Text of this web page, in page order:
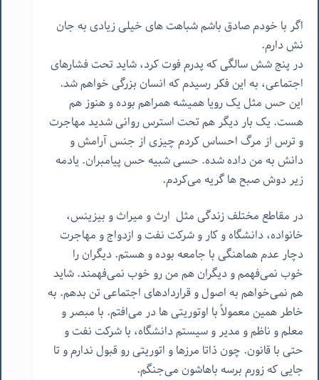
اگر با خودم صادق باشم شباهت های خیلی زیادی به جان
نش دارم.
در پنج شش سالگی که پدرم فوت کرد، شاید تحت فشارهای
اجتماعی، به این فکر رسیدم که انسان بزرگی خواهم شد.
این حس مثل یک رویا همیشه همراهم بوده و هنوز هم
هست. یک بار دیگر هم تحت استرس روانی شدید مهاجرت
و ترس از مرگ احساس کردم چیزی از جنس آرامش و
دانش به من داده شده. حسی شبیه حس پیامبران. یادمه
زیر دوش صبح ها گریه می‌کردم.
در مقاطع مختلف زندگی مثل ارث و میراث و بیزینس،
خانواده، دانشگاه و کار و شرکت نفت و ازدواج و مهاجرت
دچار عدم هماهنگی با جامعه بوده و هستم. دیگران را
خوب نمی‌فهمم و دیگران هم من رو خوب نمی‌فهمند. شاید
هم نمی‌خواهم به اصول و قراردادهای اجتماعی تن بدهم. به
خاطر همین معمولاً با اوتوریتی ها در می‌افتم. با مبصر و
معلم و ناظم و مدیر و سیستم دانشگاه، با شرکت نفت و
حتی با قانون. چون ذاتا مرزها و اتوریتی رو قبول ندارم و تا
جایی که زورم برسه باهاشون می‌جنگم.